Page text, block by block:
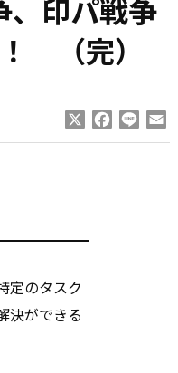
印パ戦争
（完）
Facebook
Line
定のタスク
決ができる